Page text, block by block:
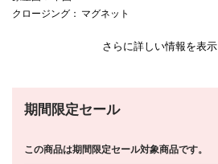
クロージング ： マグネット
さらに詳しい情報を表示
期間限定セール
この商品は期間限定セール対象商品です。